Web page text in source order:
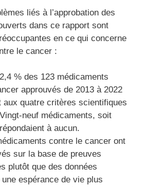
liés à l’approbation des
dans ce rapport sont
en ce qui concerne
le cancer :
% des 123 médicaments
approuvés de 2013 à 2022
aux quatre critères scientifiques
neuf médicaments, soit
à aucun.
contre le cancer ont
sur la base de preuves
plutôt que des données
espérance de vie plus